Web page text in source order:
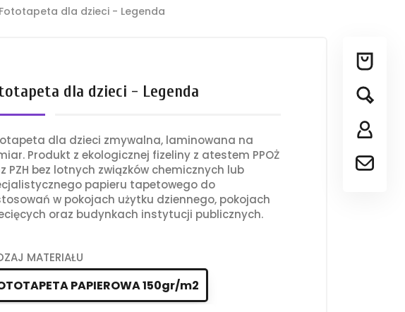
Fototapeta dla dzieci - Legenda
dla dzieci - Legenda
dla dzieci zmywalna, laminowana na
Produkt z ekologicznej fizeliny z atestem PPOŻ
PZH bez lotnych związków chemicznych lub
papieru tapetowego do
w pokojach użytku dziennego, pokojach
oraz budynkach instytucji publicznych.
MATERIAŁU
PAPIEROWA 150gr/m2